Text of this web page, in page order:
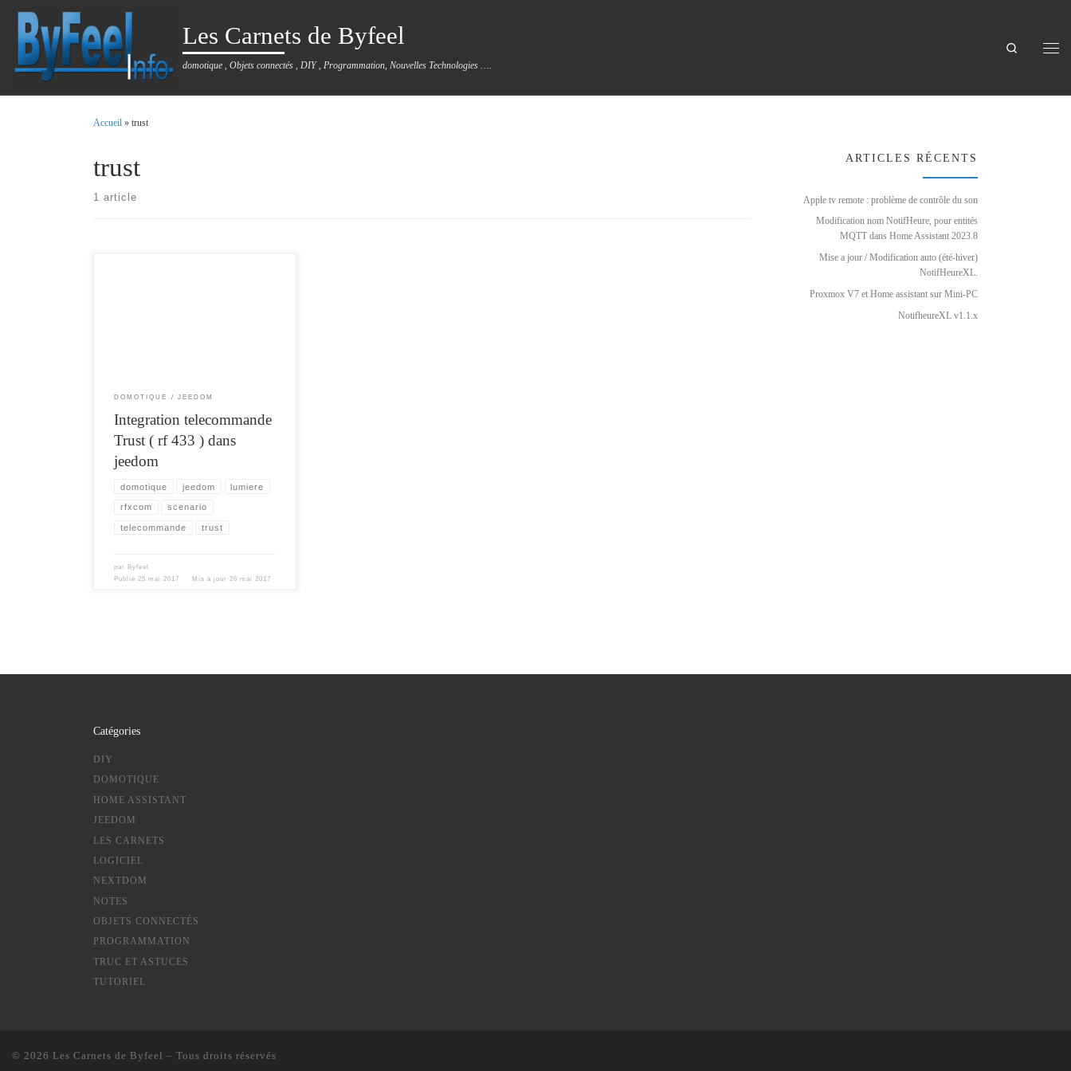
Passer au contenu
Les Carnets de Byfeel
domotique , Objets connectés , DIY , Programmation, Nouvelles Technologies ….
Search
Accueil » trust
trust
1 article
DOMOTIQUE JEEDOM
Integration telecommande
Trust ( rf 433 ) dans
jeedom
domotique jeedom lumiere
rfxcom scenario
telecommande trust
par Byfeel
Publié 25 mai 2017 Mis à jour 26 mai 2017
ARTICLES RÉCENTS
Apple tv remote : problème de contrôle du son
Modification nom NotifHeure, pour entités
MQTT dans Home Assistant 2023.8
Mise a jour / Modification auto (été-hiver)
NotifHeureXL.
Proxmox V7 et Home assistant sur Mini-PC
NotifheureXL v1.1.x
Catégories
DIY
DOMOTIQUE
HOME ASSISTANT
JEEDOM
LES CARNETS
LOGICIEL
NEXTDOM
NOTES
OBJETS CONNECTÉS
PROGRAMMATION
TRUC ET ASTUCES
TUTORIEL
© 2026 Les Carnets de Byfeel – Tous droits réservés